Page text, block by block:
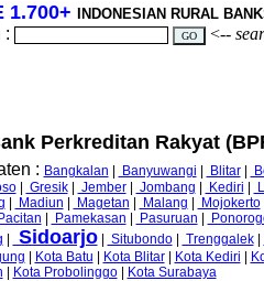
1.700+ INDONESIAN RURAL
: <--
Perkreditan Rakyat
: Bangkalan Banyuwangi Blitar|
| Gresik| Jember| Jombang Kediri
Madiun Magetan Malang Mojokerto|
Pacitan Pamekasan Pasuruan
Sidoarjo| Situbondo| Trenggalek|
Kota Batu Kota Blitar| Kota Kediri
Kota Probolinggo| Kota Surabaya